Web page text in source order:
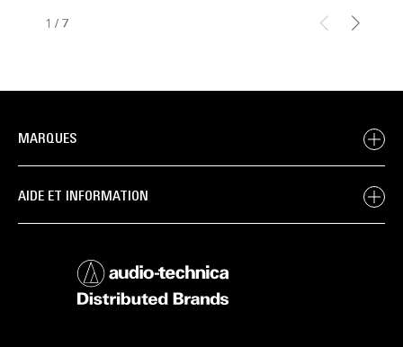
1 / 7
MARQUES
AIDE ET INFORMATION